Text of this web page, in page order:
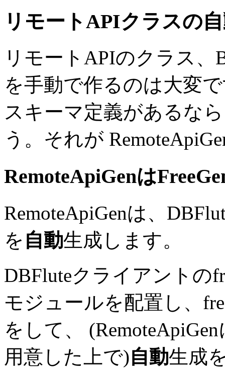
リモートAPIクラスの
リモートAPIのクラス、
を手動で作るのは大変
スキーマ定義があるなら
う。それが
RemoteApiGenは
RemoteApiGenは、
を 自動生成します。
DBFluteクライアントの
モジュールを配置し、
をして、
用意した上で)自動生成